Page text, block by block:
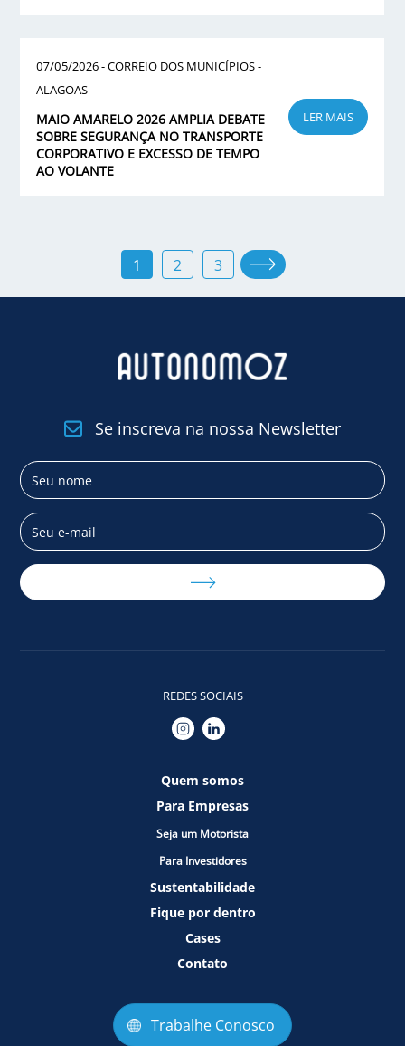
07/05/2026 - CORREIO DOS MUNICÍPIOS -
ALAGOAS
MAIO AMARELO 2026 AMPLIA DEBATE
SOBRE SEGURANÇA NO TRANSPORTE
CORPORATIVO E EXCESSO DE TEMPO
AO VOLANTE
LER MAIS
1 2 3
Se inscreva na nossa Newsletter
REDES SOCIAIS
Quem somos
Para Empresas
Seja um Motorista
Para Investidores
Sustentabilidade
Fique por dentro
Cases
Contato
Trabalhe Conosco